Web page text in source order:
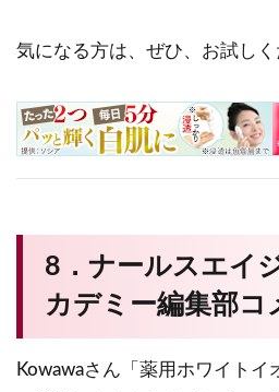
気になる方は、ぜひ、お試しく
8．ナールスエイ
カデミー編集部コ
Kowawaさん「薬用ホワイトイ